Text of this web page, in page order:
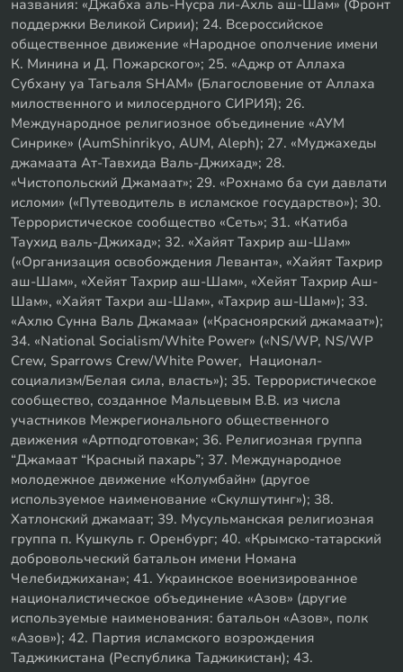
названия: «Джабха аль-Нусра ли-Ахль аш-Шам» (Фронт
поддержки Великой Сирии); 24. Всероссийское
общественное движение «Народное ополчение имени
К. Минина и Д. Пожарского»; 25. «Аджр от Аллаха
Субхану уа Тагьаля SHAM» (Благословение от Аллаха
милоственного и милосердного СИРИЯ); 26.
Международное религиозное объединение «АУМ
Синрике» (AumShinrikyo, AUM, Aleph); 27. «Муджахеды
джамаата Ат-Тавхида Валь-Джихад»; 28.
«Чистопольский Джамаат»; 29. «Рохнамо ба суи давлати
исломи» («Путеводитель в исламское государство»); 30.
Террористическое сообщество «Сеть»; 31. «Катиба
Таухид валь-Джихад»; 32. «Хайят Тахрир аш-Шам»
(«Организация освобождения Леванта», «Хайят Тахрир
аш-Шам», «Хейят Тахрир аш-Шам», «Хейят Тахрир Аш-
Шам», «Хайят Тахри аш-Шам», «Тахрир аш-Шам»); 33.
«Ахлю Сунна Валь Джамаа» («Красноярский джамаат»);
34. «National Socialism/White Power» («NS/WP, NS/WP
Crew, Sparrows Crew/White Power, Национал-
социализм/Белая сила, власть»); 35. Террористическое
сообщество, созданное Мальцевым В.В. из числа
участников Межрегионального общественного
движения «Артподготовка»; 36. Религиозная группа
“Джамаат “Красный пахарь”; 37. Международное
молодежное движение «Колумбайн» (другое
используемое наименование «Скулшутинг»); 38.
Хатлонский джамаат; 39. Мусульманская религиозная
группа п. Кушкуль г. Оренбург; 40. «Крымско-татарский
добровольческий батальон имени Номана
Челебиджихана»; 41. Украинское военизированное
националистическое объединение «Азов» (другие
используемые наименования: батальон «Азов», полк
«Азов»); 42. Партия исламского возрождения
Таджикистана (Республика Таджикистан); 43.